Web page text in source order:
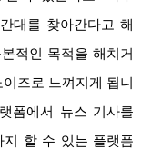
대를 찾아간다고 해
적인 목적을 해치거
즈로 느껴지게 됩니
폼에서 뉴스 기사를
지 할 수 있는 플랫폼